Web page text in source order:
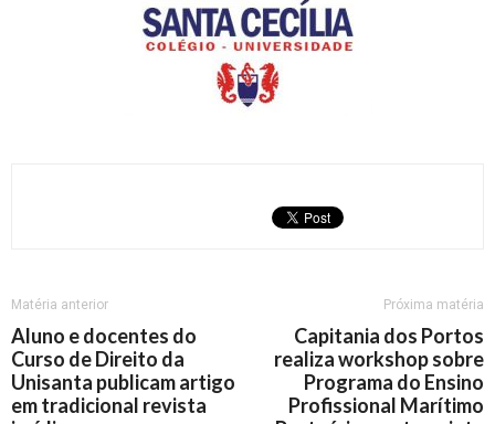
Matéria anterior
Aluno e docentes do
Curso de Direito da
Unisanta publicam artigo
em tradicional revista
Próxima matéria
Capitania dos Portos
realiza workshop sobre
Programa do Ensino
Profissional Marítimo